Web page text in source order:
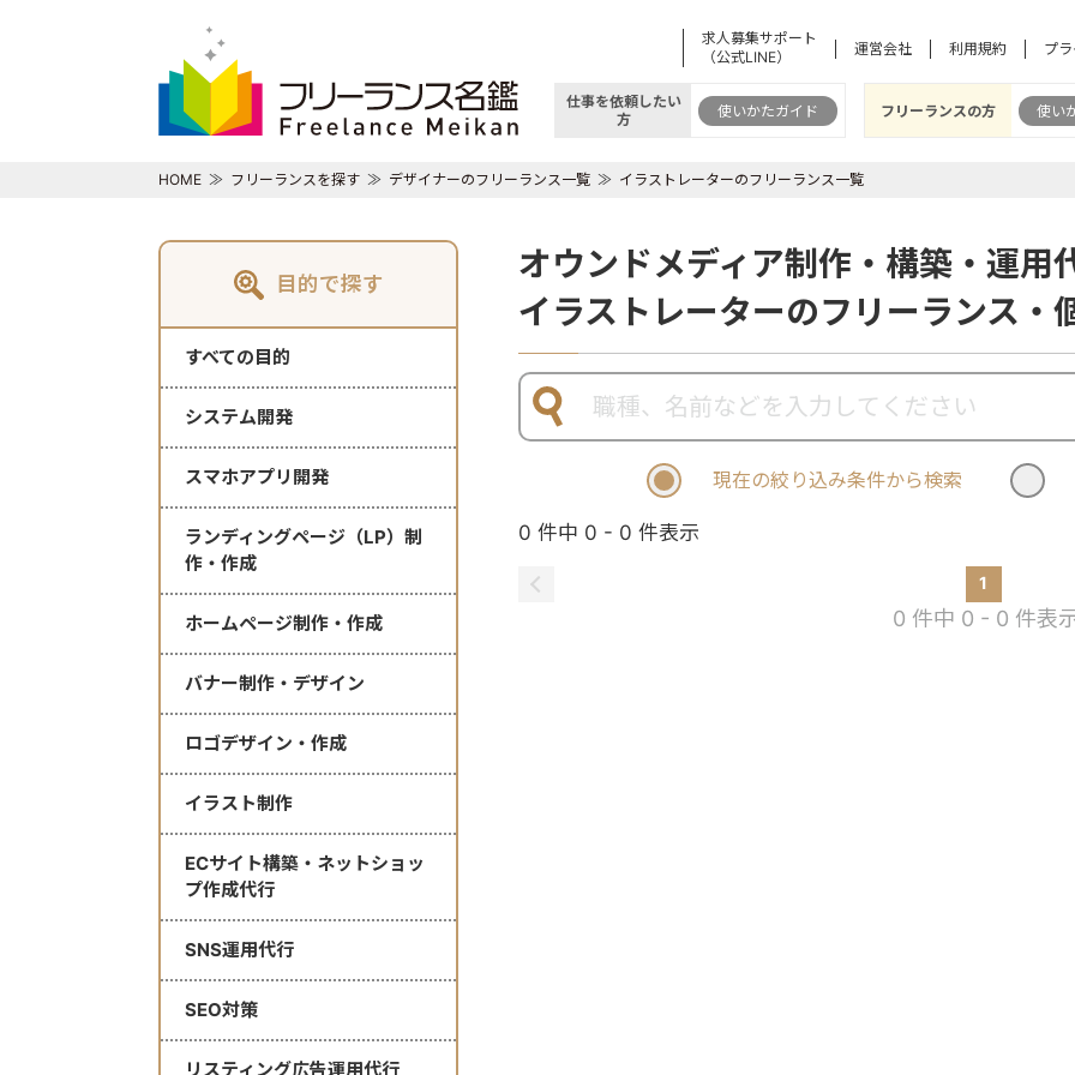
求人募集サポート
（公式LINE）
運営会社 利用規約 プ
仕事を依頼したい
方
使いかたガイド フリーランスの方 使い
HOME フリーランスを探す デザイナーのフリーランス一覧 イラストレーターのフリーランス一覧
目的で探す
すべての目的
システム開発
スマホアプリ開発
ランディングページ（LP）制
作・作成
ホームページ制作・作成
バナー制作・デザイン
ロゴデザイン・作成
イラスト制作
ECサイト構築・ネットショッ
プ作成代行
SNS運用代行
SEO対策
リスティング広告運用代行
オウンドメディア制作・構築・運用
イラストレーターのフリーランス・
現在の絞り込み条件から検索
0 件中 0 - 0 件表示
1
0 件中 0 - 0 件表